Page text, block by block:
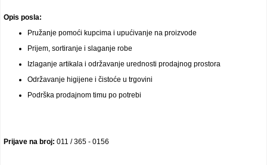
Opis posla:
Pružanje pomoći kupcima i upućivanje na proizvode
Prijem, sortiranje i slaganje robe
Izlaganje artikala i održavanje urednosti prodajnog prostora
Održavanje higijene i čistoće u trgovini
Podrška prodajnom timu po potrebi
Prijave na broj: 011 / 365 - 0156